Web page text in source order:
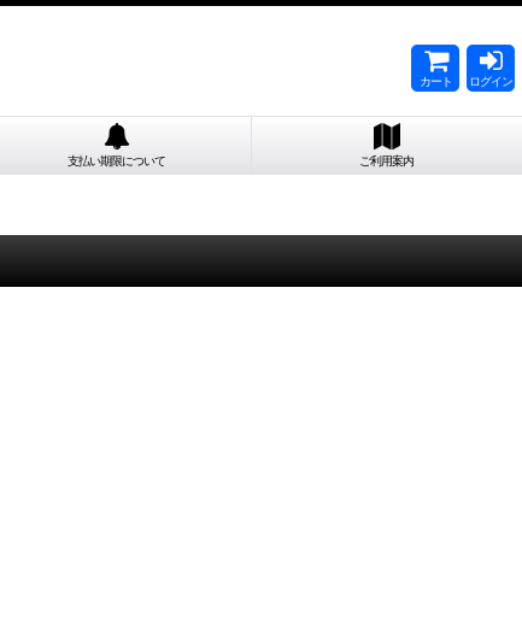
カート ログイン
支払い期限について ご利用案内